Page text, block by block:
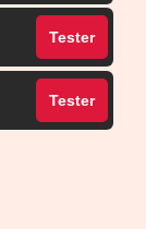
Tester
Tester